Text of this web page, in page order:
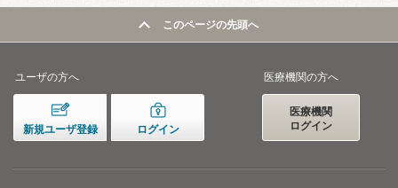
このページの先頭へ
ユーザの方へ
新規ユーザ登録 ログイン
医療機関の方へ
医療機関
ログイン